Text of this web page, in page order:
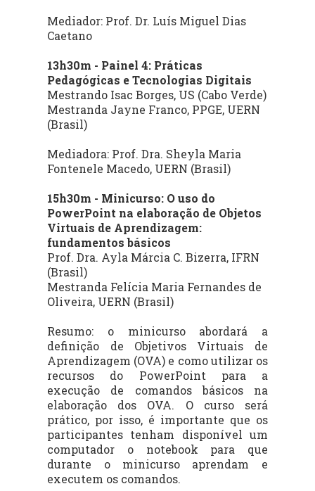
Mediador: Prof. Dr. Luís Miguel Dias
Caetano
13h30m - Painel 4: Práticas
Pedagógicas e Tecnologias Digitais
Mestrando Isac Borges, US (Cabo Verde)
Mestranda Jayne Franco, PPGE, UERN
(Brasil)
Mediadora: Prof. Dra. Sheyla Maria
Fontenele Macedo, UERN (Brasil)
15h30m - Minicurso: O uso do
PowerPoint na elaboração de Objetos
Virtuais de Aprendizagem:
fundamentos básicos
Prof. Dra. Ayla Márcia C. Bizerra, IFRN
(Brasil)
Mestranda Felícia Maria Fernandes de
Oliveira, UERN (Brasil)
Resumo: o minicurso abordará a
definição de Objetivos Virtuais de
Aprendizagem (OVA) e como utilizar os
recursos do PowerPoint para a
execução de comandos básicos na
elaboração dos OVA. O curso será
prático, por isso, é importante que os
participantes tenham disponível um
computador o notebook para que
durante o minicurso aprendam e
executem os comandos.